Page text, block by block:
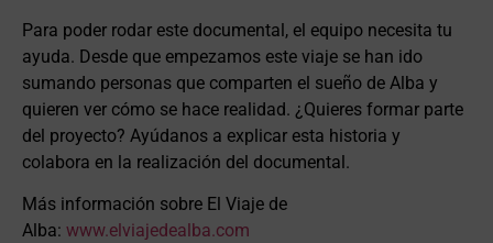
Para poder rodar este documental, el equipo necesita tu
ayuda. Desde que empezamos este viaje se han ido
sumando personas que comparten el sueño de Alba y
quieren ver cómo se hace realidad. ¿Quieres formar parte
del proyecto? Ayúdanos a explicar esta historia y
colabora en la realización del documental.
Más información sobre El Viaje de
Alba: www.elviajedealba.com